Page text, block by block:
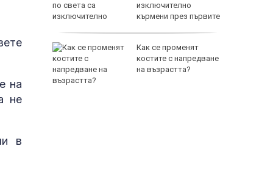
на
не
в
изключително
кърмени през първите
Как се променят
костите с напредване
на възрастта?